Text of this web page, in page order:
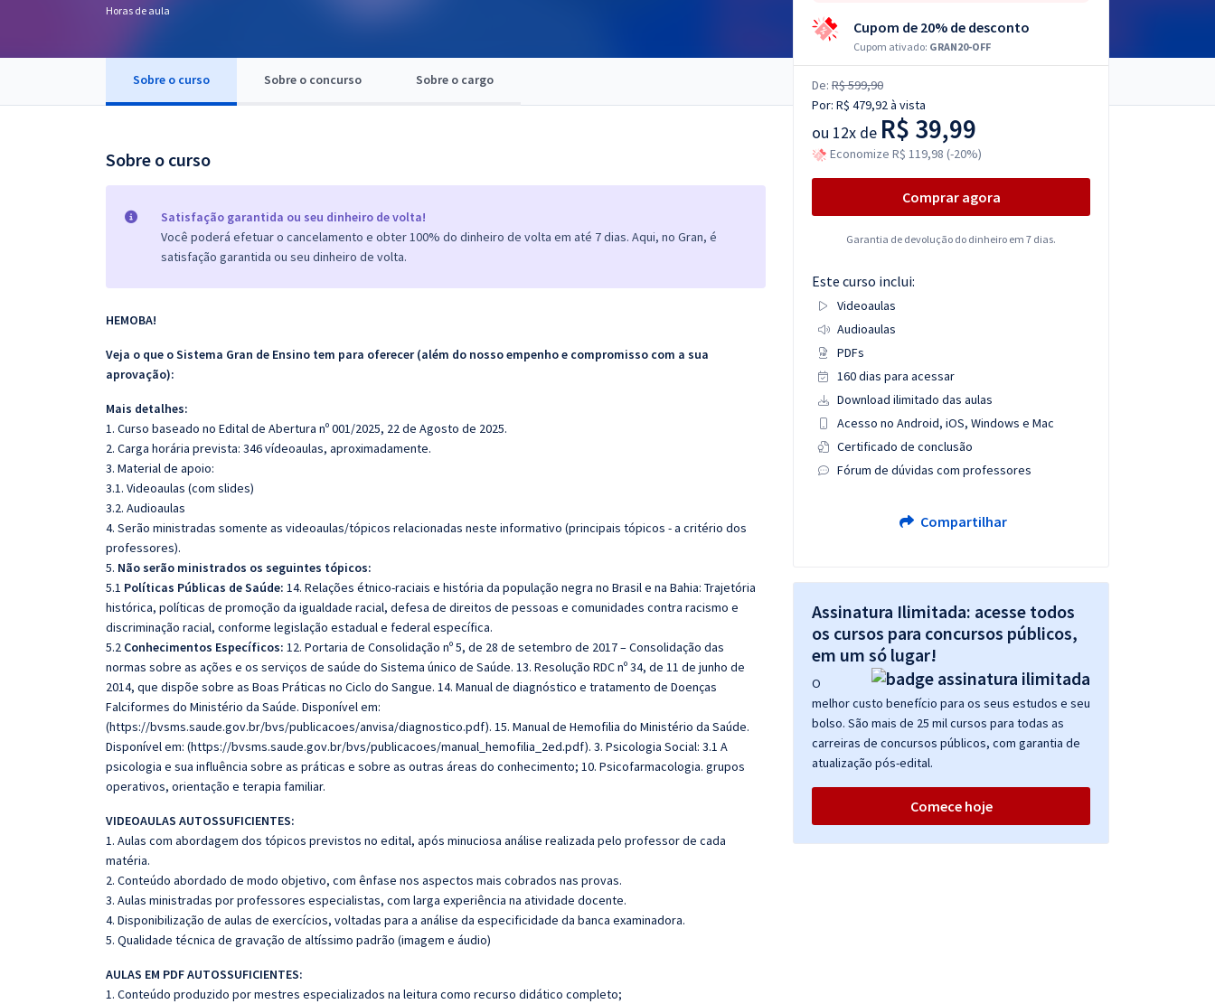
OAB
Questões grátis
Conteúdo gratuito
Horas de aula
Sobre o curso Sobre o concurso Sobre o cargo
Sobre o curso
Satisfação garantida ou seu dinheiro de volta!
Você poderá efetuar o cancelamento e obter 100% do dinheiro de volta em até 7 dias. Aqui, no Gran, é
satisfação garantida ou seu dinheiro de volta.
HEMOBA!
Veja o que o Sistema Gran de Ensino tem para oferecer (além do nosso empenho e compromisso com a sua
aprovação):
Mais detalhes:
1. Curso baseado no Edital de Abertura nº 001/2025, 22 de Agosto de 2025.
2. Carga horária prevista: 346 vídeoaulas, aproximadamente.
3. Material de apoio:
3.1. Videoaulas (com slides)
3.2. Audioaulas
4. Serão ministradas somente as videoaulas/tópicos relacionadas neste informativo (principais tópicos - a critério dos
professores).
5. Não serão ministrados os seguintes tópicos:
5.1 Políticas Públicas de Saúde: 14. Relações étnico-raciais e história da população negra no Brasil e na Bahia: Trajetória
histórica, políticas de promoção da igualdade racial, defesa de direitos de pessoas e comunidades contra racismo e
discriminação racial, conforme legislação estadual e federal específica.
5.2 Conhecimentos Específicos: 12. Portaria de Consolidação nº 5, de 28 de setembro de 2017 – Consolidação das
normas sobre as ações e os serviços de saúde do Sistema único de Saúde. 13. Resolução RDC nº 34, de 11 de junho de
2014, que dispõe sobre as Boas Práticas no Ciclo do Sangue. 14. Manual de diagnóstico e tratamento de Doenças
Falciformes do Ministério da Saúde. Disponível em:
(https://bvsms.saude.gov.br/bvs/publicacoes/anvisa/diagnostico.pdf). 15. Manual de Hemofilia do Ministério da Saúde.
Disponível em: (https://bvsms.saude.gov.br/bvs/publicacoes/manual_hemofilia_2ed.pdf). 3. Psicologia Social: 3.1 A
psicologia e sua influência sobre as práticas e sobre as outras áreas do conhecimento; 10. Psicofarmacologia. grupos
operativos, orientação e terapia familiar.
VIDEOAULAS AUTOSSUFICIENTES:
1. Aulas com abordagem dos tópicos previstos no edital, após minuciosa análise realizada pelo professor de cada
matéria.
2. Conteúdo abordado de modo objetivo, com ênfase nos aspectos mais cobrados nas provas.
3. Aulas ministradas por professores especialistas, com larga experiência na atividade docente.
4. Disponibilização de aulas de exercícios, voltadas para a análise da especificidade da banca examinadora.
5. Qualidade técnica de gravação de altíssimo padrão (imagem e áudio)
AULAS EM PDF AUTOSSUFICIENTES:
1. Conteúdo produzido por mestres especializados na leitura como recurso didático completo;
Cupom de 20% de desconto
Cupom ativado: GRAN20-OFF
De: R$ 599,90
Por: R$ 479,92à vista
ou 12x de R$ 39,99
Economize R$ 119,98 (-20%)
Comprar agora
Garantia de devolução do dinheiro em 7 dias.
Este curso inclui:
Videoaulas
Audioaulas
PDFs
160 dias para acessar
Download ilimitado das aulas
Acesso no Android, iOS, Windows e Mac
Certificado de conclusão
Fórum de dúvidas com professores
Compartilhar
Assinatura Ilimitada: acesse todos
os cursos para concursos públicos,
em um só lugar!
O
melhor custo benefício para os seus estudos e seu
bolso. São mais de 25 mil cursos para todas as
carreiras de concursos públicos, com garantia de
atualização pós-edital.
Comece hoje